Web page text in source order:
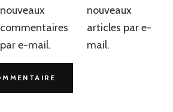
nouveaux
commentaires
par e-mail.
nouveaux
articles par e-
mail.